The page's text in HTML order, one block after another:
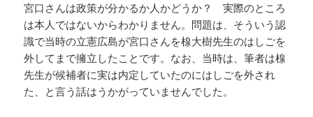
宮口さんは政策が分かるか人かどうか？ 実際のところ
は本人ではないからわかりません。問題は、そういう認
識で当時の立憲広島が宮口さんを楾大樹先生のはしごを
外してまで擁立したことです。なお、当時は、筆者は楾
先生が候補者に実は内定していたのにはしごを外され
た、と言う話はうかがっていませんでした。